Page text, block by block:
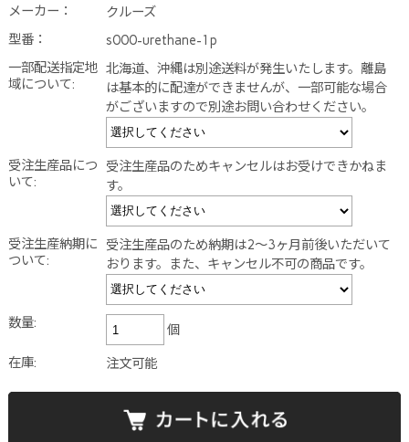
メーカー：
クルーズ
型番：
s000-urethane-1p
一部配送指定地
域について:
北海道、沖縄は別途送料が発生いたします。離島
は基本的に配達ができませんが、一部可能な場合
がございますので別途お問い合わせください。
受注生産品につ
いて:
受注生産品のためキャンセルはお受けできかねま
す。
受注生産納期に
ついて:
受注生産品のため納期は2～3ヶ月前後いただいて
おります。また、キャンセル不可の商品です。
数量: 個
在庫: 注文可能